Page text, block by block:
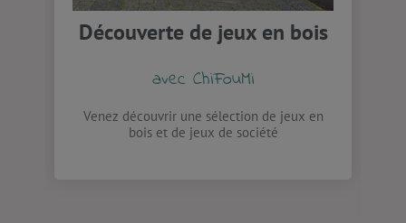
Découverte de jeux en bois
avec ChiFouMi
Venez découvrir une sélection de jeux en
bois et de jeux de société